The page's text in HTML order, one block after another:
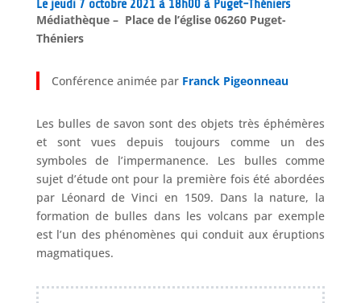
Le jeudi 7 octobre 2021 à 18h00 à Puget-Théniers
Médiathèque – Place de l’église 06260 Puget-
Théniers
Conférence animée par Franck Pigeonneau
Les bulles de savon sont des objets très éphémères
et sont vues depuis toujours comme un des
symboles de l’impermanence. Les bulles comme
sujet d’étude ont pour la première fois été abordées
par Léonard de Vinci en 1509. Dans la nature, la
formation de bulles dans les volcans par exemple
est l’un des phénomènes qui conduit aux éruptions
magmatiques.